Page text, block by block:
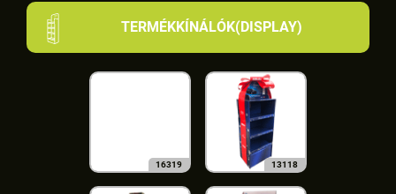
TERMÉKKÍNÁLÓK(DISPLAY)
16319 13118